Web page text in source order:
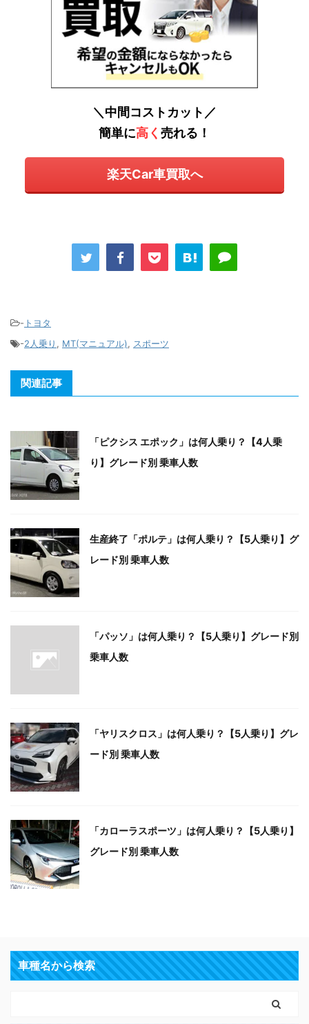
＼中間コストカット／
簡単に高く 売れる！
楽天Car車買取へ
- トヨタ
-2人乗り , MT(マニュアル), スポーツ
関連記事
「ピクシス エポック」は何人乗り？【4人乗
り】グレード別 乗車人数
生産終了「ポルテ」は何人乗り？【5人乗り】グ
レード別 乗車人数
「パッソ」は何人乗り？【5人乗り】グレード別
乗車人数
「ヤリスクロス」は何人乗り？【5人乗り】グレ
ード別 乗車人数
「カローラスポーツ」は何人乗り？【5人乗り】
グレード別 乗車人数
車種名から検索